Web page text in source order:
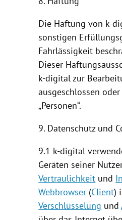
Die Haftung von k-
sonstigen
Fahrlässigkeit
Dieser
k-digital zur
ausgeschlossen
„Personen“.
9. Datenschutz und
9.1 k-digital
Geräten seiner
Vertraulichkeit und
Webbrowser (Client)
Verschlüsselung und